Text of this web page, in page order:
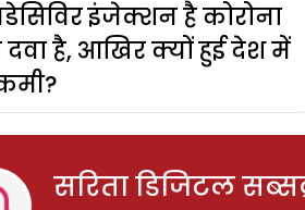
इंजेक्शन है कोरोना
दवा है, आखिर क्यों हुई देश में
सरिता डिजिटल